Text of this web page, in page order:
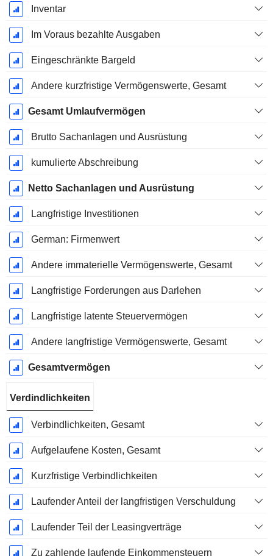
Inventar
Im Voraus bezahlte Ausgaben
Eingeschränkte Bargeld
Andere kurzfristige Vermögenswerte, Gesamt
Gesamt Umlaufvermögen
Brutto Sachanlagen und Ausrüstung
kumulierte Abschreibung
Netto Sachanlagen und Ausrüstung
Langfristige Investitionen
German: Firmenwert
Andere immaterielle Vermögenswerte, Gesamt
Langfristige Forderungen aus Darlehen
Langfristige latente Steuervermögen
Andere langfristige Vermögenswerte, Gesamt
Gesamtvermögen
Verdindlichkeiten
Verbindlichkeiten, Gesamt
Aufgelaufene Kosten, Gesamt
Kurzfristige Verbindlichkeiten
Laufender Anteil der langfristigen Verschuldung
Laufender Teil der Leasingverträge
Zu zahlende laufende Einkommensteuern